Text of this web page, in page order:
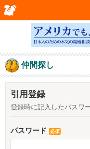
仲間探し
引用登録
登録時に記入したパスワ
パスワード 必須